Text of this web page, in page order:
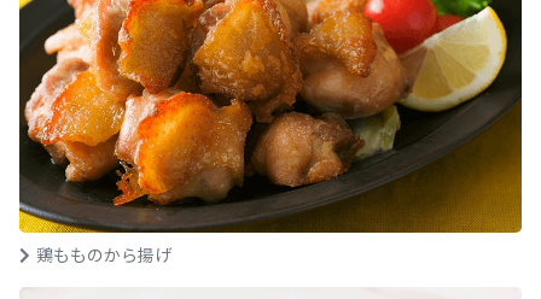
鶏もものから揚げ